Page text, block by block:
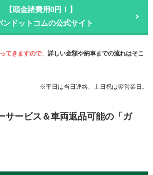
【頭金諸費用0円！】
ンドットコムの公式サイト
てきますので、 詳しい金額や納車までの流れはそこ
※平日は当日連絡、土日祝は翌営業日。
サービス＆車両返品可能の「ガ